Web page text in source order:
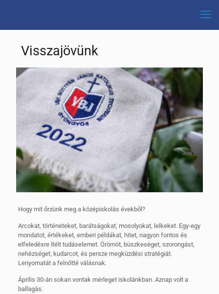
Visszajövünk
Hogy mit őrzünk meg a középiskolás évekből?
Arcokat, történeteket, barátságokat, mosolyokat, lelkeket. Egy-egy
mondatot, értékeket, emberi példákat, hitet, nagyon fontos és
elfeledésre ítélt tudáselemet. Örömöt, büszkeséget, szorongást,
nehézséget, kudarcot, és persze megküzdési stratégiát.
Lenyomatát a felnőtté válásnak.
Április 30-án sokan vontak mérleget iskolánkban. Aznap volt a
ballagás.